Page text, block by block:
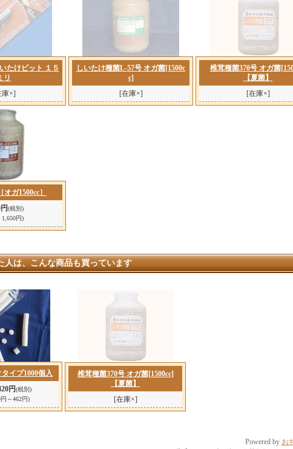
たけビット １５
リ
庫×]
しいたけ種菌L-57号 オガ菌[1500c
c]
[在庫×]
椎茸種菌370号 オガ菌
【夏菌】
[在庫×]
ガ1500cc］
(税別)
1,650円)
人は、こんな商品も買っています
イプ1000個入
円(税別)
円～462円)
椎茸種菌370号 オガ菌[1500cc]
【夏菌】
[在庫×]
Powered by お